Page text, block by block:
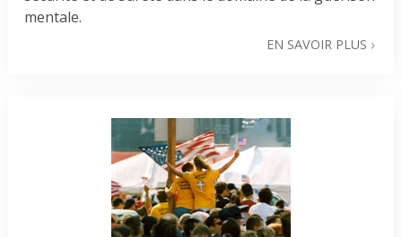
mentale.
EN SAVOIR PLUS